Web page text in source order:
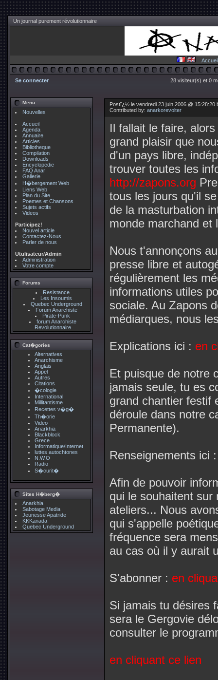
Un journal purement révolutionnaire
Accueil
Se connecter 28 visiteur(s) et 0
Menu
Nouvelles
Accueil
Agenda
Annuaire
Articles
Bibliotheque
Compilation
Downloads
Encyclopedie
FAQ Anar
Gallerie
H�bergement Web
Liens Web
Plan du Site
Poemes et Chansons
Sujets actifs
Videos
Participez!
Nouvel article
Contactez-Nous
Parler de nous
Utulisateur/Admin
Administration
Votre compte
Forums
Resistance
Les Insoumis
Quebec Underground
Forum Anarchiste
Pirate-Punk
forum Anarchiste
Revolutionnaire
Cat�gories
Alternatives
Anarchisme
Anglais
Appel
Autres
Citations
�cologie
International
Millitantisme
Recettes v�g�
Th�orie
Video
Anarkhia
Blackblock
Grece
Informatique\Internet
luttes autochtones
N.W.O
Radio
S�curit�
Sites H�berg�
Anarkhia
Sabotage Media
Jeunesse Apatride
KKKanada
Quebec Underground
Postï¿½ le vendredi 23 juin 2006 @ 15:28:20
Contributed by: anarkorevolter
Il fallait le faire,
grand plaisir que
d'un pays libre,
trouver toutes les
http://zapons.org
tous les jours qu'il
de la masturbation
monde marchand et
Nous t'annonçons
presse libre et
régulièrement les
informations utiles
sociale. Au Zapons
médiarques, nous
Explications ici : en
Et puisque de notre
jamais seule, tu es
grand chantier festif
déroule dans notre
Permanente).
Renseignements ici
Afin de pouvoir
qui le souhaitent sur
ateliers... Nous
qui s'appelle
fréquence sera
au cas où il y aurait
S'abonner : en
Si jamais tu désires
sera le Gergovie
consulter le
en cliquant ce lien